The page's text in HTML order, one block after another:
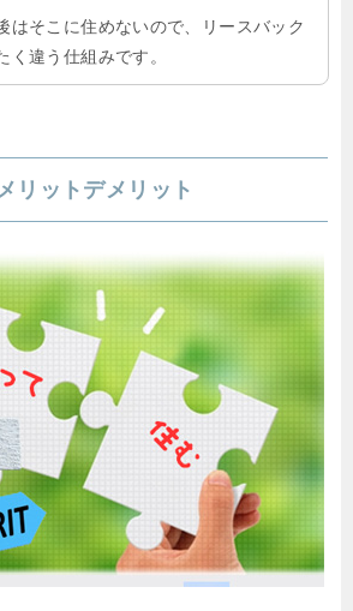
はそこに住めないので、リースバック
く違う仕組みです。
リットデメリット